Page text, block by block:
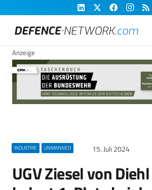
Anzeige
INDUSTRIE UNMANNED 15. Juli 2024
UGV Ziesel von